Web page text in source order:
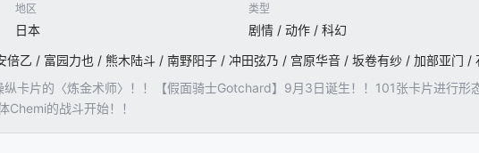
地区
日本
类型
剧情 / 动作 / 科幻
卡片的〈炼金术师〉！！【假面骑士Gotchard】9月3日诞生！！101张卡片进行形
Chemi的战斗开始！！